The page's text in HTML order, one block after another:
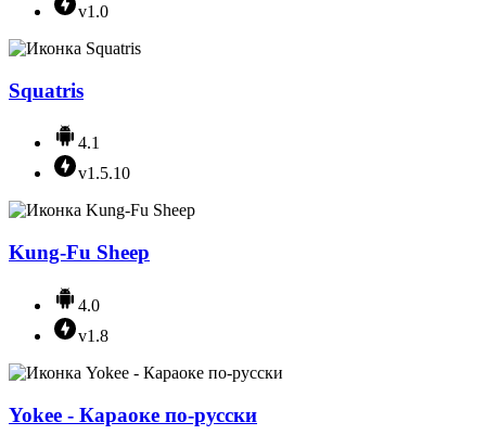
v1.0
Squatris
4.1
v1.5.10
Kung-Fu Sheep
4.0
v1.8
Yokee - Караоке по-русски